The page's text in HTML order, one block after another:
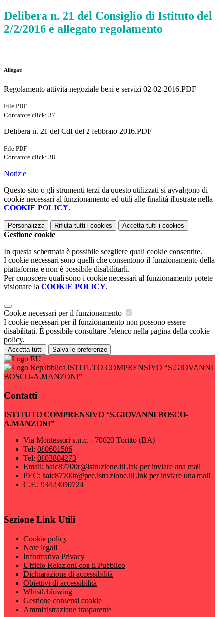
Delibera n. 21 del Consiglio di Istituto del
2/2/2016 e allegato regolamento
Allegati
Regolamento attività negoziale beni e servizi 02-02-2016.PDF
File PDF
Contatore click: 37
Delibera n. 21 del CdI del 2 febbraio 2016.PDF
File PDF
Contatore click: 38
Notizie
Questo sito o gli strumenti terzi da questo utilizzati si avvalgono di
cookie necessari al funzionamento ed utili alle finalità illustrate nella
COOKIE POLICY.
Personalizza Rifiuta tutti i cookies Accetta tutti i cookies
Gestione cookie
In questa schermata è possibile scegliere quali cookie consentire.
I cookie necessari sono quelli che consentono il funzionamento della
piattaforma e non è possibile disabilitarli.
Per conoscere quali sono i cookie necessari al funzionamento potete
visionare la COOKIE POLICY.
Cookie necessari per il funzionamento
I cookie necessari per il funzionamento non possono essere
disabilitati. È possibile consultare l'elenco nella pagina della cookie
policy.
Accetta tutti Salva le preferenze
ISTITUTO COMPRENSIVO “S.GIOVANNI
BOSCO-A.MANZONI”
Contatti
ISTITUTO COMPRENSIVO “S.GIOVANNI BOSCO-
A.MANZONI”
Via Montessori s.n.c. - 70020 Toritto (BA)
Tel: 080601506
Tel: 0803804273
Email: baic87700r@istruzione.itLink per inviare una mail
PEC: baic87700r@pec.istruzione.itLink per inviare una mail
C.F.: 93423090724
Sezione Link Utili
Cookie policy
Note legali
Informativa Privacy
Ufficio Relazioni con il Pubblico
Dichiarazione di accessibilità
Obiettivi di accessibilità
Whistleblowing
Gestione consensi cookie
Amministrazione trasparente